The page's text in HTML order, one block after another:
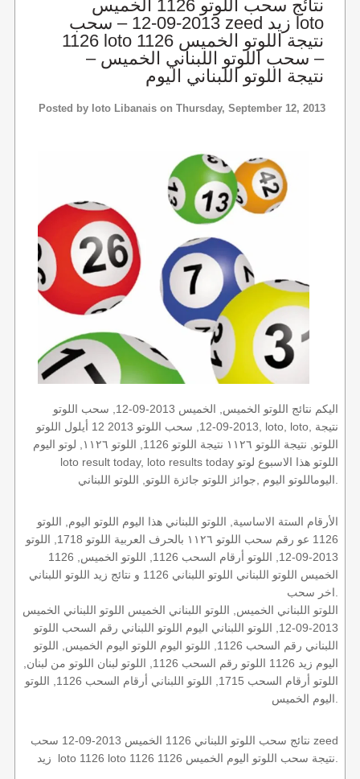
نتائج سحب اللوتو 1126 الخميس
2013-09-12 – سحب zeed زيد loto
1126 loto 1126 نتيجة اللوتو الخميس
– سحب اللوتو اللبناني الخميس –
نتيجة اللوتو اللبناني اليوم
Posted by loto Libanaison Thursday, September 12, 2013
اليكم نتائج اللوتو الخميس, الخميس 2013-09-12, سحب اللوتو
2013-09-12, سحب اللوتو 2013 12 أيلول اللوتو, loto, loto, نتيجة
اللوتو, نتيجة اللوتو ١١٢٦ نتيجة اللوتو 1126, اللوتو ١١٢٦, لوتو اليوم
loto result today, loto results today اللوتو هذا الاسبوع لوتو
الأرقام الستة الاساسية, اللوتو اللبناني هذا اليوم اللوتو اليوم, اللوتو
1126 عو رقم سحب اللوتو ١١٢٦ بالحرف العربية اللوتو 1718, اللوتو
2013-09-12, اللوتو أرقام السحب 1126, اللوتو الخميس, 1126
الخميس اللوتو اللبناني اللوتو اللبناني 1126 و نتائج زيد اللوتو اللبناني
اللوتو اللبناني الخميس, اللوتو اللبناني الخميس اللوتو اللبناني الخميس
2013-09-12, اللوتو اللبناني اليوم اللوتو اللبناني رقم السحب اللوتو
اللبناني رقم السحب 1126, اللوتو اليوم اللوتو اليوم الخميس, اللوتو
اليوم زيد 1126 اللوتو رقم السحب 1126, اللوتو لبنان اللوتو من لبنان,
اللوتو أرقام السحب 1715, اللوتو اللبناني أرقام السحب 1126, اللوتو
نتائج سحب اللوتو اللبناني 1126 الخميس 2013-09-12 سحب zeed